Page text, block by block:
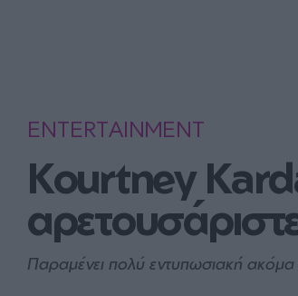
ENTERTAINMENT
Kourtney
Παραμένει πολύ εντυπωσιακή ακόμα